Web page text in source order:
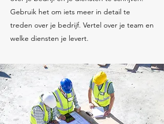
Gebruik het om iets meer in detail te
treden over je bedrijf. Vertel over je team en
welke diensten je levert.